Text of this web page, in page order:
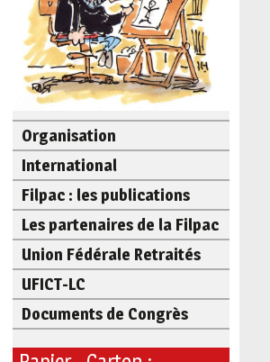
Organisation
International
Filpac : les publications
Les partenaires de la Filpac
Union Fédérale Retraités
UFICT-LC
Documents de Congrès